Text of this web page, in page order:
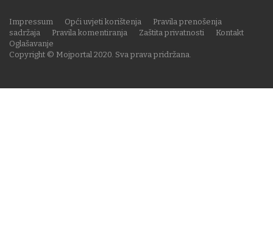
Copyright © Mojportal 2020. Sva prava pridržana.
Impressum Opći uvjeti korištenja
Pravila prenošenja
sadržaja
Pravila komentiranja Zaštita privatnosti
Kontakt
Oglašavanje